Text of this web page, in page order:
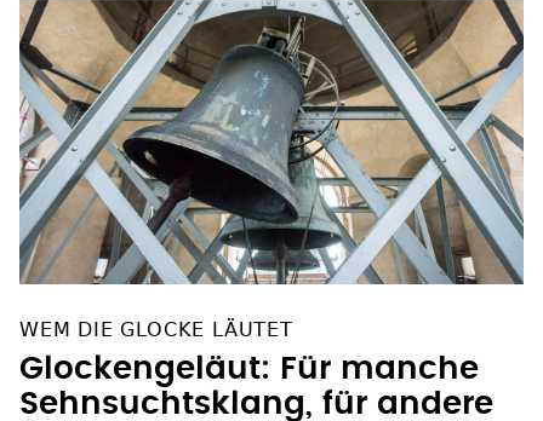
WEM DIE GLOCKE LÄUTET
Glockengeläut: Für manche
Sehnsuchtsklang, für andere